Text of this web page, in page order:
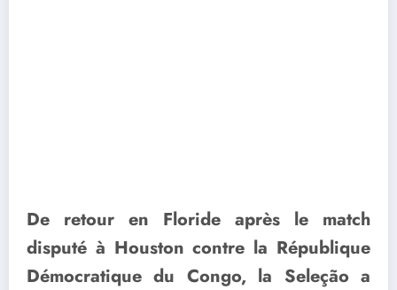
De retour en Floride après le match
disputé à Houston contre la République
Démocratique du Congo, la Seleção a